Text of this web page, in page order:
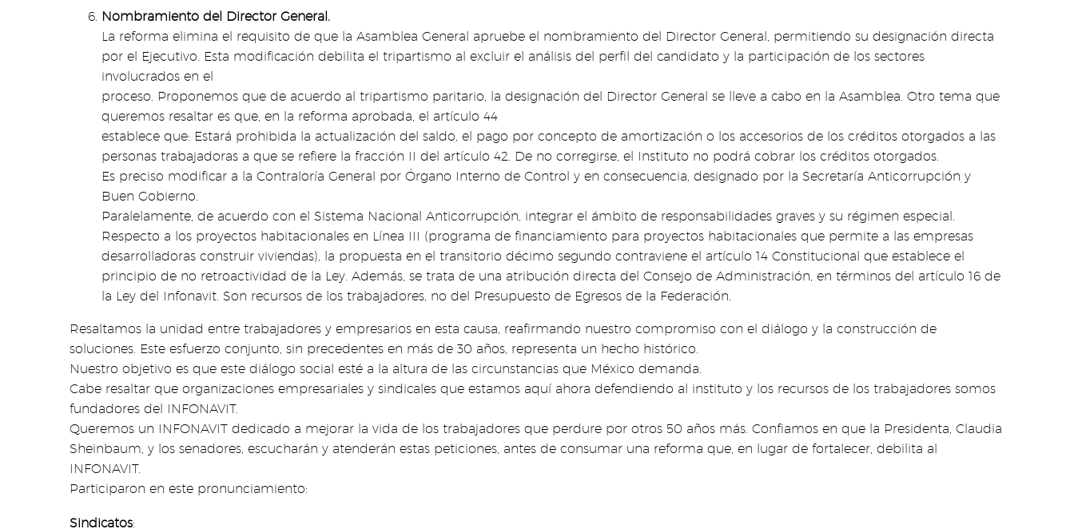
Nombramiento del Director General.
La reforma elimina el requisito de que la Asamblea General apruebe el nombramiento del Director General, permitiendo su designación directa
por el Ejecutivo. Esta modificación debilita el tripartismo al excluir el análisis del perfil del candidato y la participación de los sectores
involucrados en el
proceso. Proponemos que de acuerdo al tripartismo paritario, la designación del Director General se lleve a cabo en la Asamblea. Otro tema que
queremos resaltar es que, en la reforma aprobada, el artículo 44
establece que: Estará prohibida la actualización del saldo, el pago por concepto de amortización o los accesorios de los créditos otorgados a las
personas trabajadoras a que se refiere la fracción II del artículo 42. De no corregirse, el Instituto no podrá cobrar los créditos otorgados.
Es preciso modificar a la Contraloría General por Órgano Interno de Control y en consecuencia, designado por la Secretaría Anticorrupción y
Buen Gobierno.
Paralelamente, de acuerdo con el Sistema Nacional Anticorrupción, integrar el ámbito de responsabilidades graves y su régimen especial.
Respecto a los proyectos habitacionales en Línea III (programa de financiamiento para proyectos habitacionales que permite a las empresas
desarrolladoras construir viviendas), la propuesta en el transitorio décimo segundo contraviene el artículo 14 Constitucional que establece el
principio de no retroactividad de la Ley. Además, se trata de una atribución directa del Consejo de Administración, en términos del artículo 16 de
la Ley del Infonavit. Son recursos de los trabajadores, no del Presupuesto de Egresos de la Federación.
Resaltamos la unidad entre trabajadores y empresarios en esta causa, reafirmando nuestro compromiso con el diálogo y la construcción de
soluciones. Este esfuerzo conjunto, sin precedentes en más de 30 años, representa un hecho histórico.
Nuestro objetivo es que este diálogo social esté a la altura de las circunstancias que México demanda.
Cabe resaltar que organizaciones empresariales y sindicales que estamos aquí ahora defendiendo al instituto y los recursos de los trabajadores somos
fundadores del INFONAVIT.
Queremos un INFONAVIT dedicado a mejorar la vida de los trabajadores que perdure por otros 50 años más. Confiamos en que la Presidenta, Claudia
Sheinbaum, y los senadores, escucharán y atenderán estas peticiones, antes de consumar una reforma que, en lugar de fortalecer, debilita al
INFONAVIT.
Participaron en este pronunciamiento:
Sindicatos: